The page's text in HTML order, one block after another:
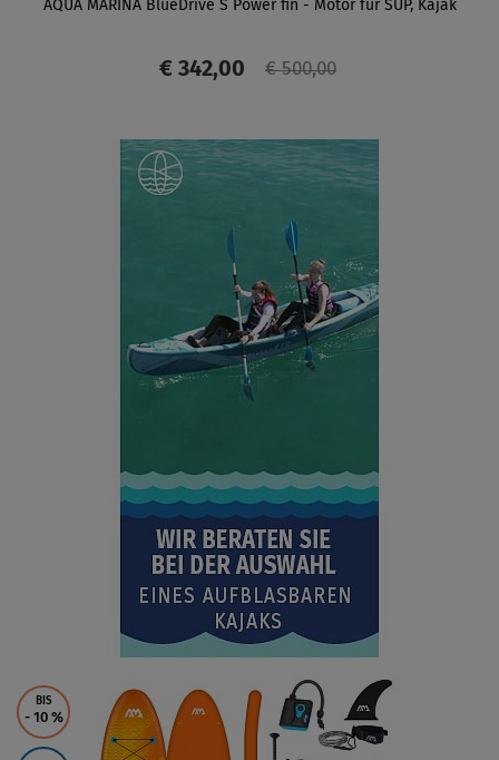
AQUA MARINA BlueDrive S Power fin - Motor für SUP, Kajak
€ 342,00 € 500,00
ANZEIGEN
BIS
- 10 %